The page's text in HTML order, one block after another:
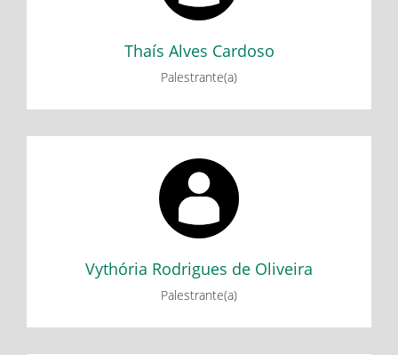
Thaís Alves Cardoso
Palestrante(a)
Vythória Rodrigues de Oliveira
Palestrante(a)
Vythória Rodrigues de Oliveira
Minicurso: Dispositivos de contagem do tempo: Algumas
histórias e experimentações - Parte 1
Minicurso: Dispositivos de contagem do tempo: Algumas
histórias e experimentações - Parte 2